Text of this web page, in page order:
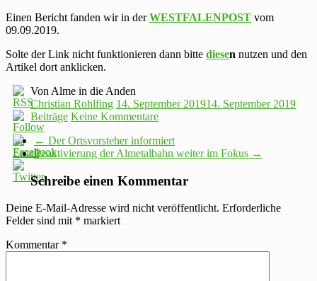
Einen Bericht fanden wir in derWESTFALENPOST vom
09.09.2019.
Solte der Link nicht funktionieren dann bitte diesen nutzen und den
Artikel dort anklicken.
Von Alme in die Anden
Christian Rohlfing 14. September 201914. September 2019
Beiträge Keine Kommentare
← Der Ortsvorsteher informiert
Reaktivierung der Almetalbahn weiter im Fokus →
Schreibe einen Kommentar
Deine E-Mail-Adresse wird nicht veröffentlicht. Erforderliche
Felder sind mit * markiert
Kommentar *